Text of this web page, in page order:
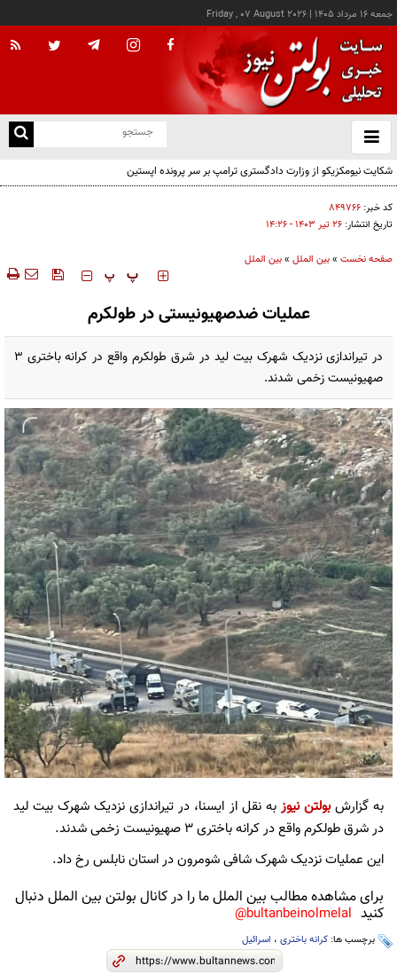
جمعه ۱۶ مرداد ۱۴۰۵ |
Friday , 07 August 2026
باز
و
کد خبر: ۸۴۹۷۶۶
تاریخ انتشار: ۲۶ تير ۱۴۰۳ - ۱۴:۲۶
صفحه نخست »بین الملل »بین الملل
‍‍‍ پ پ
عملیات ضدصهیونیستی در طولکرم
در تیراندازی نزدیک شهرک بیت لید در شرق طولکرم واقع در کرانه باختری ۳
صهیونیست زخمی شدند.
به گزارشبولتن نیوز به نقل از ایسنا، در تیراندازی نزدیک شهرک بیت لید
در شرق طولکرم واقع در کرانه باختری ۳ صهیونیست زخمی شدند.
این عملیات نزدیک شهرک شافی شومرون در استان نابلس رخ داد.
برای مشاهده مطالب بین الملل ما را در کانال بولتن بین الملل دنبال
کنید bultanbeinolmelal@
برچسب ها: کرانه باختری ، اسرائیل